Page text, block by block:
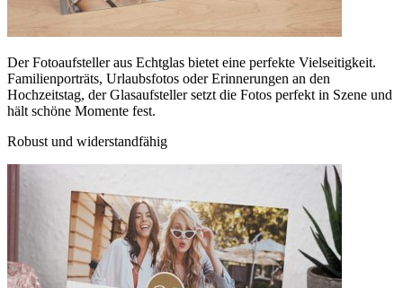
Der Fotoaufsteller aus Echtglas bietet eine perfekte Vielseitigkeit.
Familienporträts, Urlaubsfotos oder Erinnerungen an den
Hochzeitstag, der Glasaufsteller setzt die Fotos perfekt in Szene und
hält schöne Momente fest.
Robust und widerstandfähig